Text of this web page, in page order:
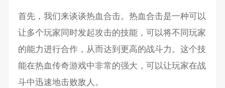
首先，我们来谈谈热血合击。热血合击是一种可以
让多个玩家同时发起攻击的技能，可以将不同玩家
的能力进行合作，从而达到更高的战斗力。这个技
能在热血传奇游戏中非常的强大，可以让玩家在战
斗中迅速地击败敌人。